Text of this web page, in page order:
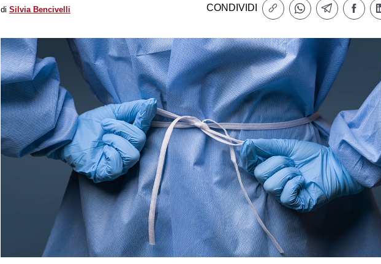
di Silvia Bencivelli CONDIVIDI